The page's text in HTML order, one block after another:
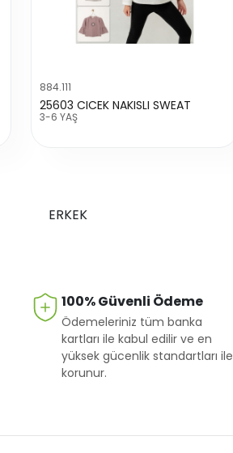
884.111
25603 CICEK NAKISLI SWEAT
3-6 YAŞ
ERKEK
100% Güvenli Ödeme
Ödemeleriniz tüm banka
kartları ile kabul edilir ve en
yüksek gücenlik standartları ile
korunur.